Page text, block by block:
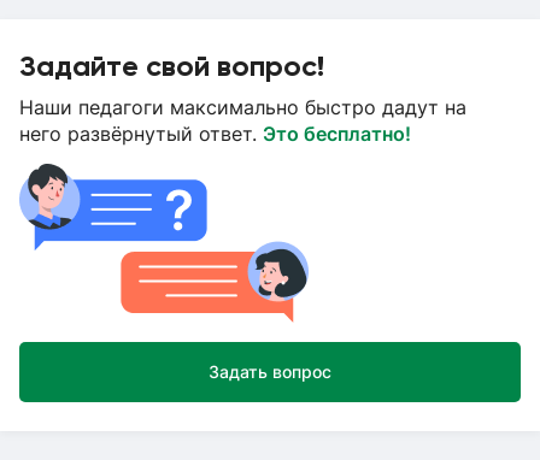
Задайте свой вопрос!
Наши педагоги максимально быстро дадут на
него развёрнутый ответ. Это бесплатно!
Задать вопрос